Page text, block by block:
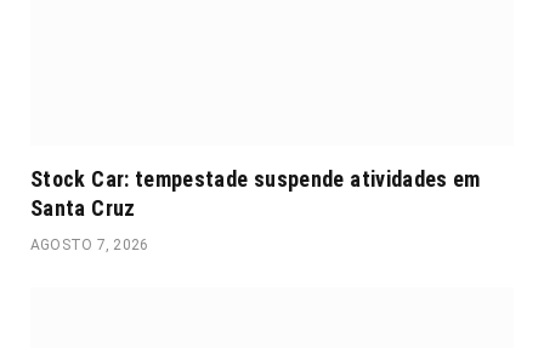
Stock Car: tempestade suspende atividades em
Santa Cruz
AGOSTO 7, 2026